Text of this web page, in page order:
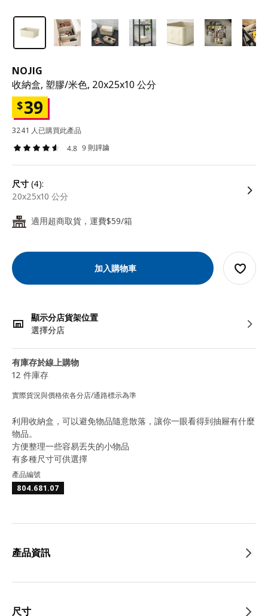
NOJIG
收納盒, 塑膠/米色, 20x25x10 公分
$39
3241 人已購買此產品
4.8 9 則評論
尺寸 (4):
20x25x10 公分
24 適用超商取貨，運費$59/箱
加入購物車
顯示分店貨架位置
選擇分店
有庫存於線上購物
12 件庫存
實際貨況與價格依各分店/通路標示為準
利用收納盒，可以避免物品隨意散落，讓你一眼看得到抽屜有什麼
物品。
方便整理一些容易丟失的小物品
有多種尺寸可供選擇
產品編號
804.681.07
產品資訊
尺寸